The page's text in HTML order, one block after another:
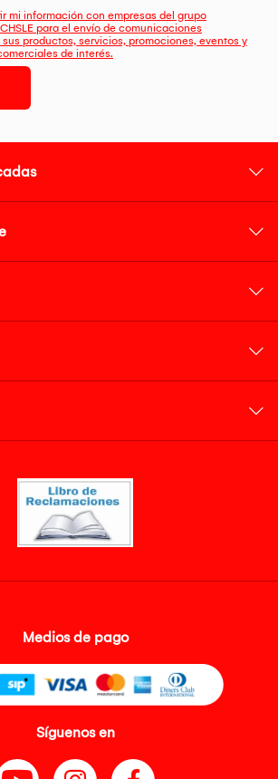
mi información con empresas del grupo
para el envío de comunicaciones
productos, servicios, promociones, eventos y
de interés.
Medios de pago
Síguenos en